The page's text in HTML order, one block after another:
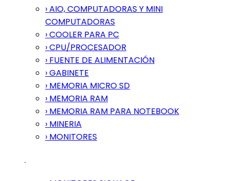
› AIO, COMPUTADORAS Y MINI
COMPUTADORAS
› COOLER PARA PC
› CPU/PROCESADOR
› FUENTE DE ALIMENTACIÓN
› GABINETE
› MEMORIA MICRO SD
› MEMORIA RAM
› MEMORIA RAM PARA NOTEBOOK
› MINERIA
› MONITORES